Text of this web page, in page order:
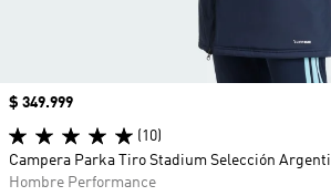
Precio
$ 349.999
(10)
Campera Parka Tiro Stadium Selección
Hombre Performance